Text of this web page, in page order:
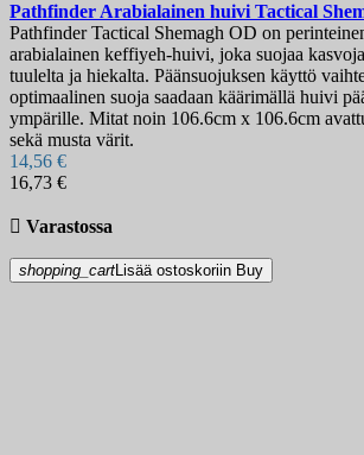
Pathfinder Arabialainen huivi Tactical
Pathfinder Tactical Shemagh OD on
arabialainen keffiyeh-huivi, joka suojaa
tuulelta ja hiekalta. Päänsuojuksen käyttö
optimaalinen suoja saadaan käärimällä huivi
ympärille. Mitat noin 106.6cm x 106.6cm
sekä musta värit.
14,56 €
16,73 €
 Varastossa
shopping_cartLisää ostoskoriin Buy